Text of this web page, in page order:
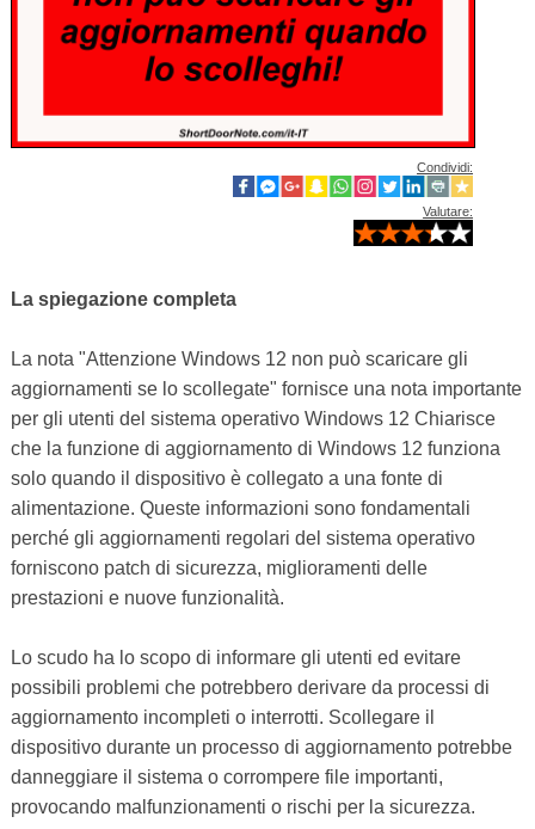
Condividi:
Valutare:
La spiegazione completa
La nota "Attenzione Windows 12 non può scaricare gli
aggiornamenti se lo scollegate" fornisce una nota importante
per gli utenti del sistema operativo Windows 12 Chiarisce
che la funzione di aggiornamento di Windows 12 funziona
solo quando il dispositivo è collegato a una fonte di
alimentazione. Queste informazioni sono fondamentali
perché gli aggiornamenti regolari del sistema operativo
forniscono patch di sicurezza, miglioramenti delle
prestazioni e nuove funzionalità.
Lo scudo ha lo scopo di informare gli utenti ed evitare
possibili problemi che potrebbero derivare da processi di
aggiornamento incompleti o interrotti. Scollegare il
dispositivo durante un processo di aggiornamento potrebbe
danneggiare il sistema o corrompere file importanti,
provocando malfunzionamenti o rischi per la sicurezza.